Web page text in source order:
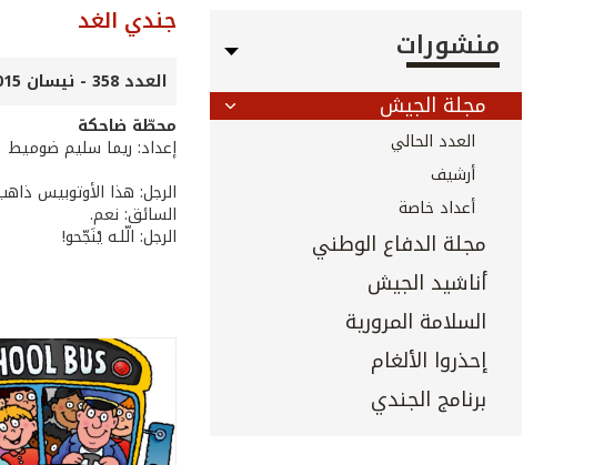
منشورات
مجلة الجيش
العدد الحالي
أرشيف
أعداد خاصة
مجلة الدفاع الوطني
أناشيد الجيش
السلامة المرورية
إحذروا الألغام
برنامج الجندي
جندي الغد
العدد 358 - نيسان 2015
محطّة ضاحكة
إعداد: ريما سليم ضوميط
الرجل: هذا الأوتوبيس
السائق: نعم.
الرجل: الّلـه يْنَجّحو!